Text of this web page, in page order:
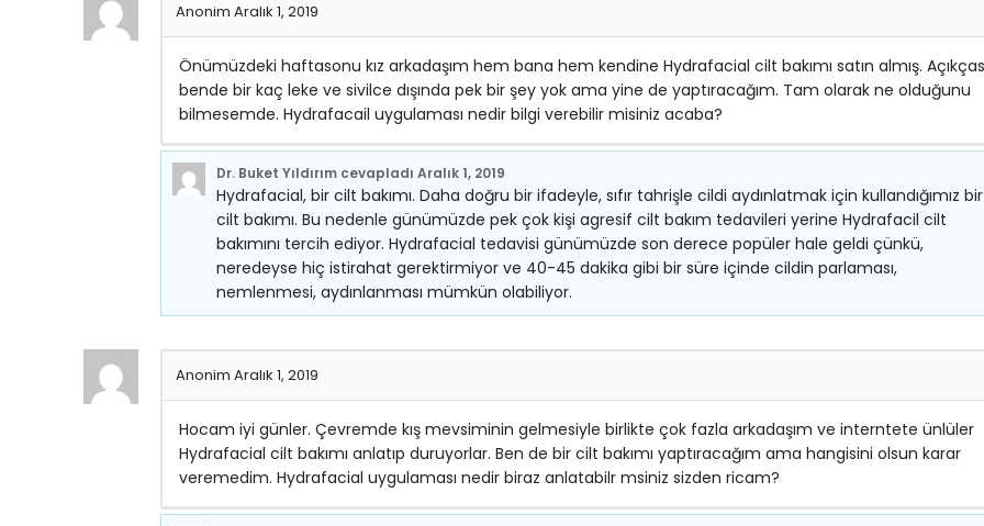
Anonim Aralık 1, 2019
Önümüzdeki haftasonu kız arkadaşım hem bana hem kendine Hydrafacial cilt bakımı satın almış.
bende bir kaç leke ve sivilce dışında pek bir şey yok ama yine de yaptıracağım. Tam olarak ne olduğunu
bilmesemde. Hydrafacail uygulaması nedir bilgi verebilir misiniz acaba?
Dr. Buket Yıldırım cevapladı Aralık 1, 2019
Hydrafacial, bir cilt bakımı. Daha doğru bir ifadeyle, sıfır tahrişle cildi aydınlatmak için kullandığımız bir
cilt bakımı. Bu nedenle günümüzde pek çok kişi agresif cilt bakım tedavileri yerine Hydrafacil cilt
bakımını tercih ediyor. Hydrafacial tedavisi günümüzde son derece popüler hale geldi çünkü,
neredeyse hiç istirahat gerektirmiyor ve 40-45 dakika gibi bir süre içinde cildin parlaması,
nemlenmesi, aydınlanması mümkün olabiliyor.
Anonim Aralık 1, 2019
Hocam iyi günler. Çevremde kış mevsiminin gelmesiyle birlikte çok fazla arkadaşım ve interntete ünlüler
Hydrafacial cilt bakımı anlatıp duruyorlar. Ben de bir cilt bakımı yaptıracağım ama hangisini olsun karar
veremedim. Hydrafacial uygulaması nedir biraz anlatabilr msiniz sizden ricam?